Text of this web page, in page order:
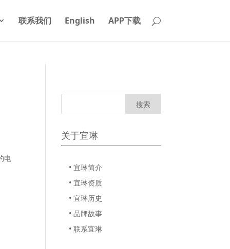
联系我们 English APP下载
电
关于宜琳
• 宜琳简介
• 宜琳资质
• 宜琳历史
• 品牌故事
• 联系宜琳